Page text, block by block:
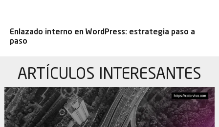
Enlazado interno en WordPress: estrategia paso a
paso
ARTÍCULOS INTERESANTES